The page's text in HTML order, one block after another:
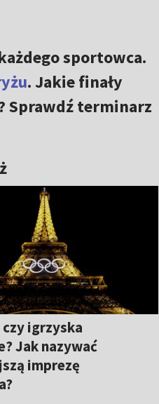
sportowca.
. Jakie finały
Sprawdź terminarz
igrzyska
Jak nazywać
imprezę